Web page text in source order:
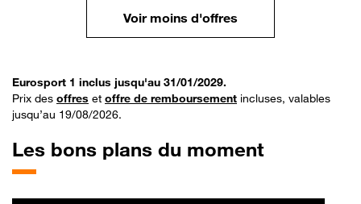
Voir moins d'offres
Eurosport 1 inclus jusqu'au 31/01/2029.
Prix des offres et offre de remboursement incluses, valables
jusqu’au 19/08/2026.
Les bons plans du moment